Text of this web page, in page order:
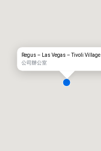
Regus – Las Vegas – Tivoli Village
公司辦公室